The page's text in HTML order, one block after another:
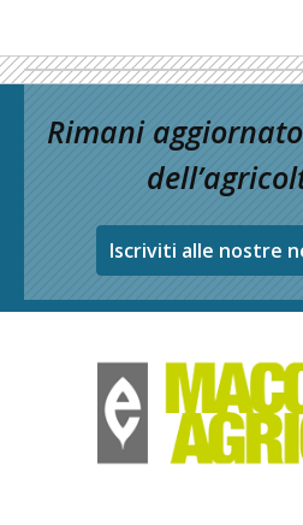
Rimani
Iscriviti alle nostre